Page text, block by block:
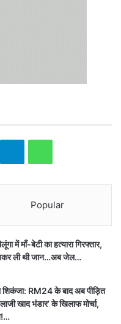
Popular
में माँ-बेटी का हत्यारा गिरफ्तार,
ली थी जान…अब जेल…
शिकंजा: RM24 के बाद अब पीड़ित
खाद भंडार’ के खिलाफ मोर्चा,